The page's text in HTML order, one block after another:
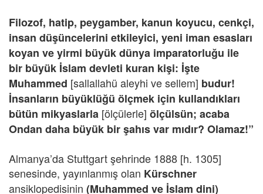
Filozof, hatip, peygamber, kanun koyucu, cenkçi,
insan düşüncelerini etkileyici, yeni iman esasları
koyan ve yirmi büyük dünya imparatorluğu ile
bir büyük İslam devleti kuran kişi: İşte
Muhammed [sallallahü aleyhi ve sellem] budur!
İnsanların büyüklüğü ölçmek için kullandıkları
bütün mikyaslarla [ölçülerle] ölçülsün; acaba
Ondan daha büyük bir şahıs var mıdır? Olamaz!”
Almanya’da Stuttgart şehrinde 1888 [h. 1305]
senesinde, yayınlanmış olan Kürschner
ansiklopedisinin (Muhammed ve İslam dini)